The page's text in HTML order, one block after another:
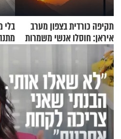
תקיפה כורדית בצפון מערב
איראן: חוסלו אנשי משמרות
המהפכה
בלי